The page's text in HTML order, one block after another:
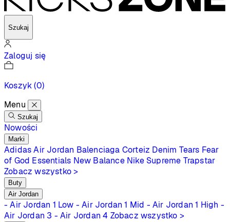
Szukaj
Zaloguj się
Koszyk(0)
Menu
Szukaj
Nowości
Marki
Adidas Air Jordan Balenciaga Corteiz Denim Tears Fear
of God Essentials New Balance Nike Supreme Trapstar
Zobacz wszystko >
Buty
Air Jordan
- Air Jordan 1 Low - Air Jordan 1 Mid - Air Jordan 1 High -
Air Jordan 3 - Air Jordan 4 Zobacz wszystko >